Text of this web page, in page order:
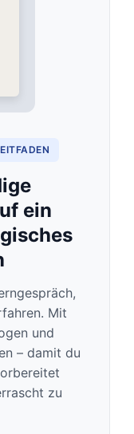
ein
Mit
und
– damit du
zu